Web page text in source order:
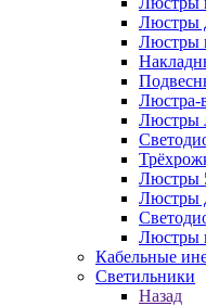
Люстры
Люстры
Люстра-
Люстры
Люстры
Люстры
Люстры
Кабельные
Светильники
Назад